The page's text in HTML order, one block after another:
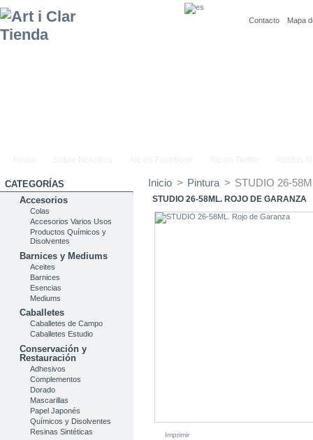
Contacto Mapa
CATEGORÍAS
Accesorios
Colas
Accesorios Varios Usos
Productos Químicos y
Disolventes
Barnices y Mediums
Aceites
Barnices
Esencias
Mediums
Caballetes
Caballetes de Campo
Caballetes Estudio
Conservación y
Restauración
Adhesivos
Complementos
Dorado
Mascarillas
Papel Japonés
Químicos y Disolventes
Resinas Sintéticas
Inicio > Pintura > STUDIO 26-
STUDIO 26-58ML. ROJO DE GARANZA
Imprimir